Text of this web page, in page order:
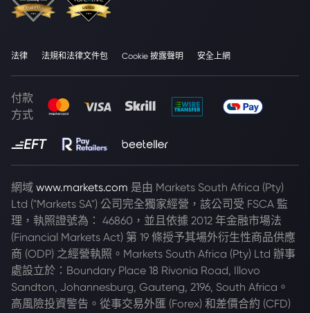
法律 法規和法律文件包 Cookie 披露聲明 安全上網
付款
方式
網域 www.markets.com 是由 Markets South Africa (Pty)
Ltd ("Markets SA") 公司完全獨家經營，該公司受 FSCA 監
理，執照證號為： 46860，並且依據 2012 年金融市場法
(Financial Markets Act) 第 19 條授予其場外衍生性商品供應
商 (ODP) 之經營執照。Markets South Africa (Pty) Ltd 辦事
處設立於：Boundary Place 18 Rivonia Road, Illovo
Sandton, Johannesburg, Gauteng, 2196, South Africa。
高風險投資警告。從事交易外匯 (Forex) 和差價合約 (CFD)